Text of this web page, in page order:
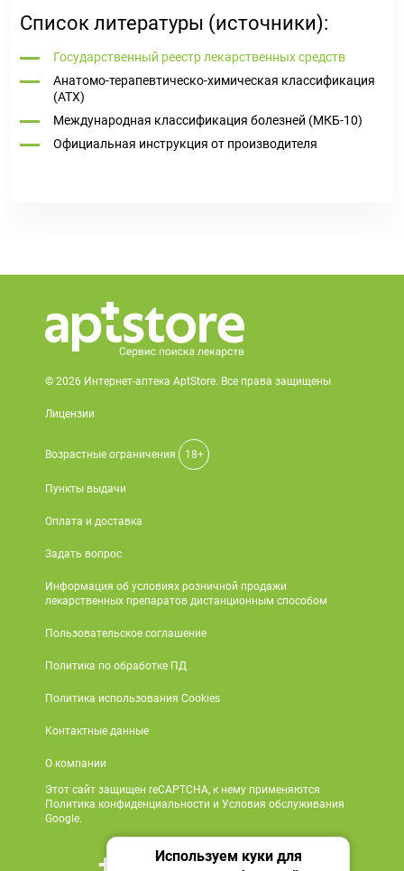
Список литературы (источники):
Государственный реестр лекарственных средств
Анатомо-терапевтическо-химическая классификация
(ATX)
Международная классификация болезней (МКБ-10)
Официальная инструкция от производителя
© 2026 Интернет-аптека AptStore. Все права защищены
Лицензии
Возрастные ограничения 18+
Пункты выдачи
Оплата и доставка
Задать вопрос
Информация об условиях розничной продажи
лекарственных препаратов дистанционным способом
Пользовательское соглашение
Политика по обработке ПД
Политика использования Cookies
Контактные данные
О компании
Этот сайт защищен reCAPTCHA, к нему применяются
Политика конфиденциальности и Условия обслуживания
Google.
+7 495 419 18 18
Используем куки для